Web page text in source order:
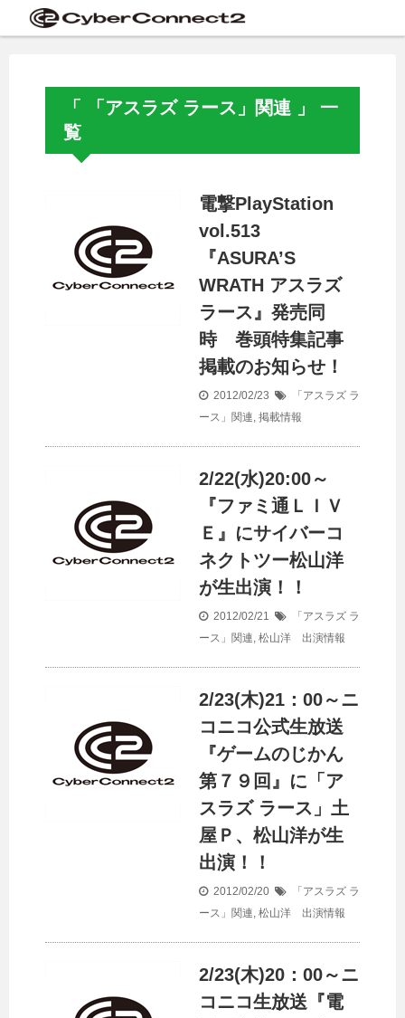
「 「アスラズ ラース」関連 」 一
覧
電撃PlayStation
vol.513
『ASURA’S
WRATH アスラズ
ラース』発売同
時 巻頭特集記事
掲載のお知らせ！
2012/02/23
「アスラズ ラ
ース」関連, 掲載情報
2/22(水)20:00～
『ファミ通ＬＩＶ
Ｅ』にサイバーコ
ネクトツー松山洋
が生出演！！
2012/02/21
「アスラズ ラ
ース」関連, 松山洋 出演情報
2/23(木)21：00～ニ
コニコ公式生放送
『ゲームのじかん
第７９回』に「ア
スラズ ラース」土
屋Ｐ、松山洋が生
出演！！
2012/02/20
「アスラズ ラ
ース」関連, 松山洋 出演情報
2/23(木)20：00～ニ
コニコ生放送『電